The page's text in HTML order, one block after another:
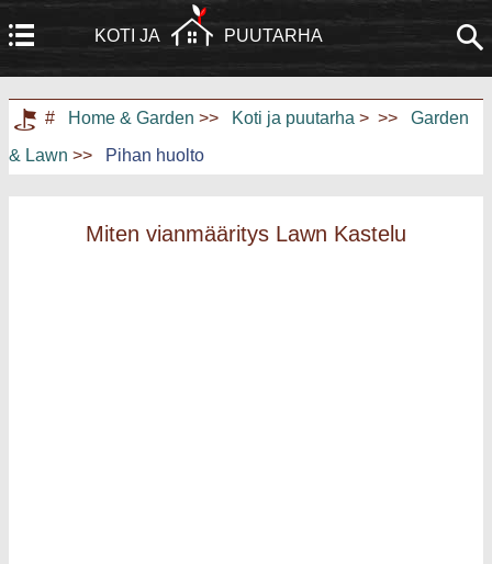
KOTI JA PUUTARHA
Koti Rakennus ja remontointi
Huonekalut
# Home & Garden >> Koti ja puutarha > >>
Garden
& Lawn >> Pihan huolto
Miten vianmääritys Lawn Kastelu